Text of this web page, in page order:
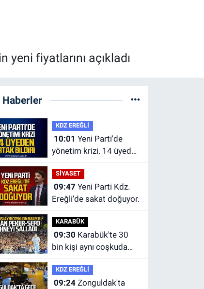
fiyatlarını açıkladı
Haberler
KDZ EREĞLİ
10:01
yönetim krizi. 14 üyeden
ortak bildiri.
SİYASET
09:47
Ereğli'de sakat doğuyor.
KARABÜK
09:30
bin kişi aynı coşkuda
buluştu.
KDZ EREĞLİ
09:24Zonguldak'ta